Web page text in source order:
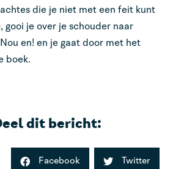
die je niet met een feit kunt
gooi je over je schouder naar
en! en je gaat door met het
boek.
dit bericht:
Facebook Twitter